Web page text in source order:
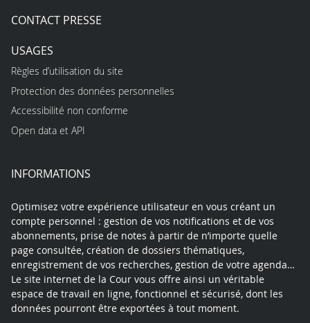
CONTACT PRESSE
USAGES
Règles d’utilisation du site
Protection des données personnelles
Accessibilité non conforme
Open data et API
INFORMATIONS
Optimisez votre expérience utilisateur en vous créant un
compte personnel : gestion de vos notifications et de vos
abonnements, prise de notes à partir de n’importe quelle
page consultée, création de dossiers thématiques,
enregistrement de vos recherches, gestion de votre agenda…
Le site internet de la Cour vous offre ainsi un véritable
espace de travail en ligne, fonctionnel et sécurisé, dont les
données pourront être exportées à tout moment.